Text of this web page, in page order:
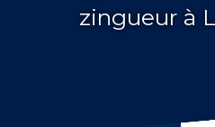
zingueur à